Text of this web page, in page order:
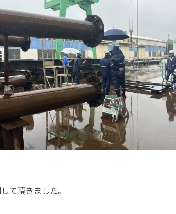
て頂きました。